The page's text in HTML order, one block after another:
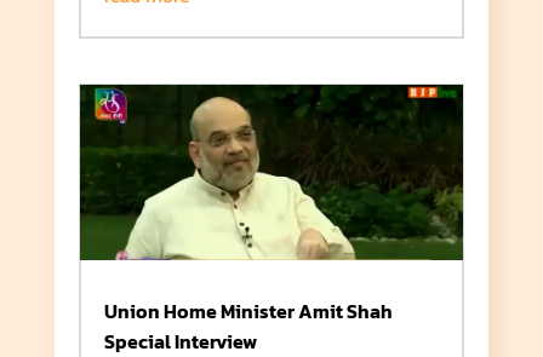
Union Home Minister Amit Shah
Special Interview